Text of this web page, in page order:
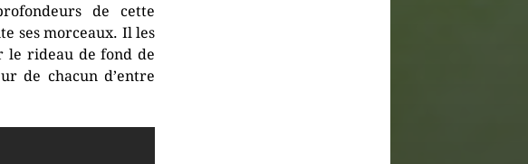
de cette
ses morceaux. Il les
le rideau de fond de
de chacun d’entre